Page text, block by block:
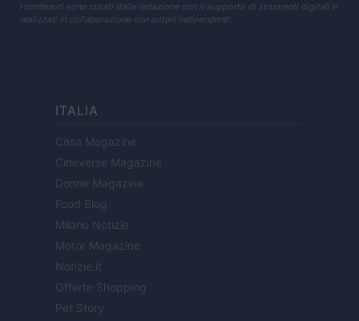
I contenuti sono curati dalla redazione con il supporto di strumenti digitali e
realizzati in collaborazione con autori indipendenti.
ITALIA
Casa Magazine
Cineverse Magazine
Donne Magazine
Food Blog
Milano Notizie
Motor Magazine
Notizie.it
Offerte Shopping
Pet Story